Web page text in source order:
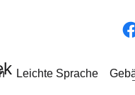
Leichte Sprache